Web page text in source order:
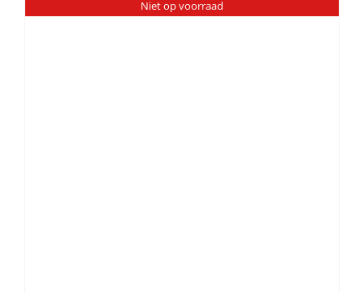
Niet op voorraad